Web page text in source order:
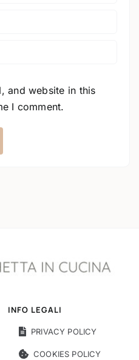
and website in this
I comment.
INFO LEGALI
PRIVACY POLICY
COOKIES POLICY